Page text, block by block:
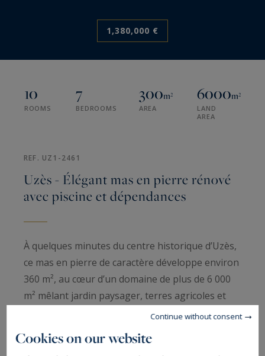
1,380,000 €
10
ROOMS
7
BEDROOMS
300m²
AREA
6000m²
LAND
AREA
REF. UZ1-2461
Uzès - Élégant mas en pierre rénové
avec piscine et dépendances
À quelques minutes du centre historique d’Uzès,
ce mas en pierre de caractère développe environ
360 m², au cœur d’un domaine de plus de 6 000
m² mêlant jardin paysager, terres agricoles et
La rénovation réalisée dans le respect de
Cookies on our website
Continue without consent